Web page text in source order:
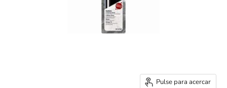
Pulse para acercar